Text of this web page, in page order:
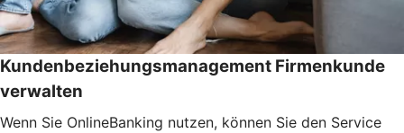
Kundenbeziehungsmanagement Firmenkunde
verwalten
Wenn Sie OnlineBanking nutzen, können Sie den Service